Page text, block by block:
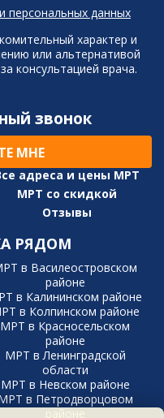
персональных данных
характер и
или альтернативой
консультацией врача.
звонок
МНЕ
адреса и цены МРТ
МРТ со скидкой
Отзывы
РЯДОМ
в Василеостровском
районе
в Калининском районе
в Колпинском районе
МРТ в Красносельском
районе
МРТ в Ленинградской
области
МРТ в Невском районе
в Петродворцовом
районе